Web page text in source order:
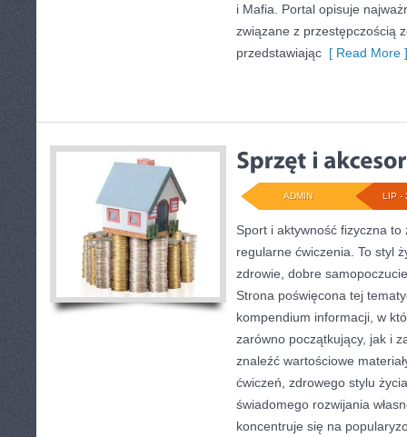
i Mafia. Portal opisuje
związane z przestępczością
przedstawiając [ Read More ]
LIP -
ADMIN
Sport i aktywność fizyczna
regularne ćwiczenia. To styl
zdrowie, dobre
Strona poświęcona tej
kompendium informacji, w
zarówno początkujący, jak i
znaleźć wartościowe
ćwiczeń, zdrowego stylu
świadomego rozwijania
koncentruje się na